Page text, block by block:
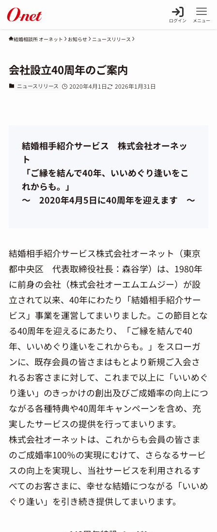
ログイン メニュー
結婚相談所 オーネット お知らせ ニュースリリース
会社設立40周年のご案内
ニュースリリース 2020年4月1日 2026年1月31日
結婚相手紹介サービス 株式会社オーネッ
ト
「ご縁を結んで40年、いいめぐり逢いをこ
れからも。」
～ 2020年4月5日に40周年を迎えます ～
結婚相手紹介サービス株式会社オーネット（東京
都中央区 代表取締役社長：森谷学）は、1980年
に前身の会社（株式会社オーエムエムジー）が設
立されて以来、40年にわたり「結婚相手紹介サー
ビス」事業を運営してまいりました。この節目とな
る40周年を迎えるにあたり、「ご縁を結んで40
年、いいめぐり逢いをこれからも。」をスローガ
ンに、既存会員の皆さまはもとより新規ご入会さ
れるお客さまに対して、これまで以上に「いいめぐ
り逢い」のきっかけの創出及びご成婚率の向上につ
ながる各種特典や40周年キャンペーンを含め、充
実したサービスの提供を行ってまいります。
株式会社オーネットは、これからも会員の皆さま
のご成婚率100％の実現にむけて、さらなるサービ
スの向上を実現し、当社サービスを利用されるす
べてのお客さまに、幸せな結婚につながる「いいめ
ぐり逢い」を引き続き提供してまいります。